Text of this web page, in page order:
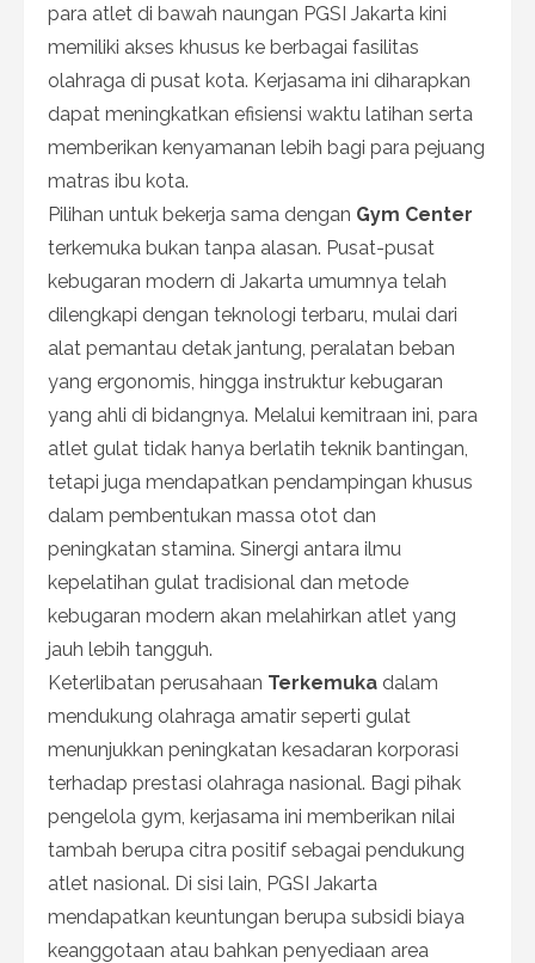
para atlet di bawah naungan PGSI Jakarta kini
memiliki akses khusus ke berbagai fasilitas
olahraga di pusat kota. Kerjasama ini diharapkan
dapat meningkatkan efisiensi waktu latihan serta
memberikan kenyamanan lebih bagi para pejuang
matras ibu kota.
Pilihan untuk bekerja sama dengan Gym Center
terkemuka bukan tanpa alasan. Pusat-pusat
kebugaran modern di Jakarta umumnya telah
dilengkapi dengan teknologi terbaru, mulai dari
alat pemantau detak jantung, peralatan beban
yang ergonomis, hingga instruktur kebugaran
yang ahli di bidangnya. Melalui kemitraan ini, para
atlet gulat tidak hanya berlatih teknik bantingan,
tetapi juga mendapatkan pendampingan khusus
dalam pembentukan massa otot dan
peningkatan stamina. Sinergi antara ilmu
kepelatihan gulat tradisional dan metode
kebugaran modern akan melahirkan atlet yang
jauh lebih tangguh.
Keterlibatan perusahaan Terkemuka dalam
mendukung olahraga amatir seperti gulat
menunjukkan peningkatan kesadaran korporasi
terhadap prestasi olahraga nasional. Bagi pihak
pengelola gym, kerjasama ini memberikan nilai
tambah berupa citra positif sebagai pendukung
atlet nasional. Di sisi lain, PGSI Jakarta
mendapatkan keuntungan berupa subsidi biaya
keanggotaan atau bahkan penyediaan area